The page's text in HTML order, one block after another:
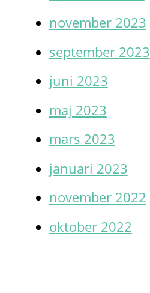
november 2023
september 2023
juni 2023
maj 2023
mars 2023
januari 2023
november 2022
oktober 2022